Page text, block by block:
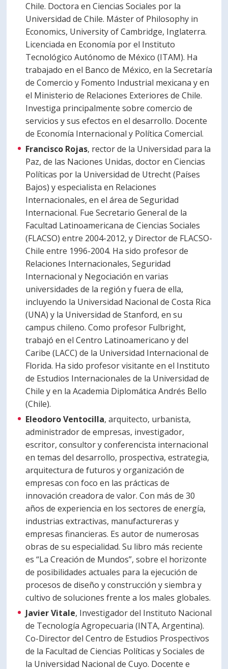
Chile. Doctora en Ciencias Sociales por la
Universidad de Chile. Máster of Philosophy in
Economics, University of Cambridge, Inglaterra.
Licenciada en Economía por el Instituto
Tecnológico Autónomo de México (ITAM). Ha
trabajado en el Banco de México, en la Secretaría
de Comercio y Fomento Industrial mexicana y en
el Ministerio de Relaciones Exteriores de Chile.
Investiga principalmente sobre comercio de
servicios y sus efectos en el desarrollo. Docente
de Economía Internacional y Política Comercial.
Francisco Rojas, rector de la Universidad para la
Paz, de las Naciones Unidas, doctor en Ciencias
Políticas por la Universidad de Utrecht (Países
Bajos) y especialista en Relaciones
Internacionales, en el área de Seguridad
Internacional. Fue Secretario General de la
Facultad Latinoamericana de Ciencias Sociales
(FLACSO) entre 2004-2012, y Director de FLACSO-
Chile entre 1996-2004. Ha sido profesor de
Relaciones Internacionales, Seguridad
Internacional y Negociación en varias
universidades de la región y fuera de ella,
incluyendo la Universidad Nacional de Costa Rica
(UNA) y la Universidad de Stanford, en su
campus chileno. Como profesor Fulbright,
trabajó en el Centro Latinoamericano y del
Caribe (LACC) de la Universidad Internacional de
Florida. Ha sido profesor visitante en el Instituto
de Estudios Internacionales de la Universidad de
Chile y en la Academia Diplomática Andrés Bello
(Chile).
Eleodoro Ventocilla, arquitecto, urbanista,
administrador de empresas, investigador,
escritor, consultor y conferencista internacional
en temas del desarrollo, prospectiva, estrategia,
arquitectura de futuros y organización de
empresas con foco en las prácticas de
innovación creadora de valor. Con más de 30
años de experiencia en los sectores de energía,
industrias extractivas, manufactureras y
empresas financieras. Es autor de numerosas
obras de su especialidad. Su libro más reciente
es “La Creación de Mundos”, sobre el horizonte
de posibilidades actuales para la ejecución de
procesos de diseño y construcción y siembra y
cultivo de soluciones frente a los males globales.
Javier Vitale, Investigador del Instituto Nacional
de Tecnología Agropecuaria (INTA, Argentina).
Co-Director del Centro de Estudios Prospectivos
de la Facultad de Ciencias Políticas y Sociales de
la Universidad Nacional de Cuyo. Docente e